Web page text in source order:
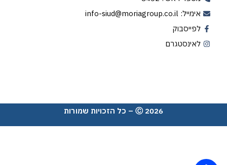
אימייל: info-siud@moriagroup.co.il
לפייסבוק
לאינסטגרם
Ⓒ 2026 – כל הזכויות שמורות